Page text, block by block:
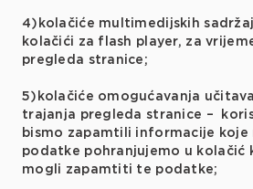
4)kolačiće multimedijskih
kolačići za flash player, za
pregleda stranice;
5)kolačiće omogućavanja
trajanja pregleda stranice –
bismo zapamtili informacije koje
podatke pohranjujemo u kolačić
mogli zapamtiti te podatke;